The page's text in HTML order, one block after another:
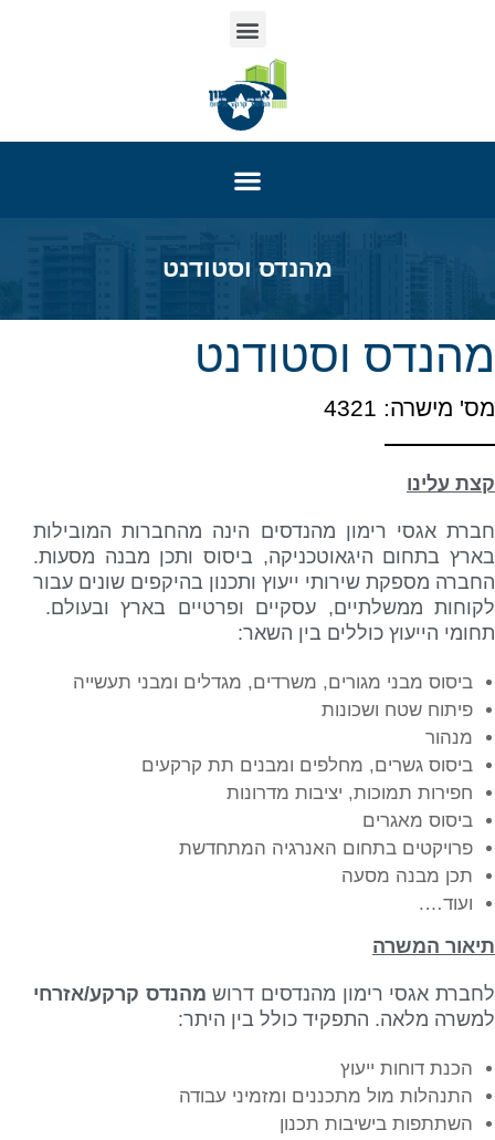
מהנדס וסטודנט
מהנדס וסטודנט
מס' מישרה: 4321
קצת עלינו
חברת אגסי רימון מהנדסים הינה מהחברות המובילות
בארץ בתחום היגאוטכניקה, ביסוס ותכן מבנה מסעות.
החברה מספקת שירותי ייעוץ ותכנון בהיקפים שונים עבור
לקוחות ממשלתיים, עסקיים ופרטיים בארץ ובעולם.
תחומי הייעוץ כוללים בין השאר:
ביסוס מבני מגורים, משרדים, מגדלים ומבני תעשייה
פיתוח שטח ושכונות
מנהור
ביסוס גשרים, מחלפים ומבנים תת קרקעים
חפירות תמוכות, יציבות מדרונות
ביסוס מאגרים
פרויקטים בתחום האנרגיה המתחדשת
תכן מבנה מסעה
ועוד….
תיאור המשרה
לחברת אגסי רימון מהנדסים דרוש מהנדס קרקע/אזרחי
למשרה מלאה. התפקיד כולל בין היתר:
הכנת דוחות ייעוץ
התנהלות מול מתכננים ומזמיני עבודה
השתתפות בישיבות תכנון